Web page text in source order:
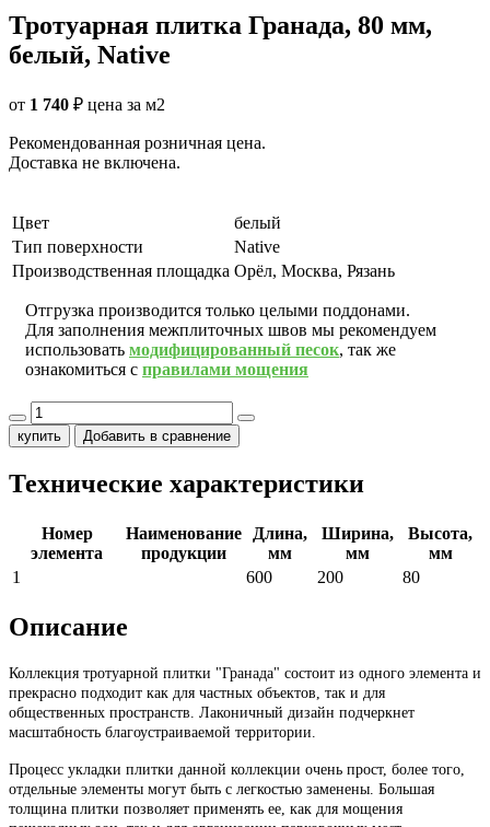
Тротуарная плитка Гранада, 80 мм,
белый, Native
от 1 740 ₽ цена за м2
Рекомендованная розничная цена.
Доставка не включена.
Цвет
белый
Тип поверхности
Native
Производственная площадка Орёл, Москва, Рязань
Отгрузка производится только целыми поддонами.
Для заполнения межплиточных швов мы рекомендуем
использовать модифицированный песок, так же
ознакомиться с правилами мощения
купить Добавить в сравнение
Технические характеристики
Номер
элемента
Наименование
продукции
Длина,
мм
Ширина,
мм
Высота,
мм
1
600 200 80
Описание
Коллекция тротуарной плитки "Гранада" состоит из одного элемента и
прекрасно подходит как для частных объектов, так и для
общественных пространств. Лаконичный дизайн подчеркнет
масштабность благоустраиваемой территории.
Процесс укладки плитки данной коллекции очень прост, более того,
отдельные элементы могут быть с легкостью заменены. Большая
толщина плитки позволяет применять ее, как для мощения